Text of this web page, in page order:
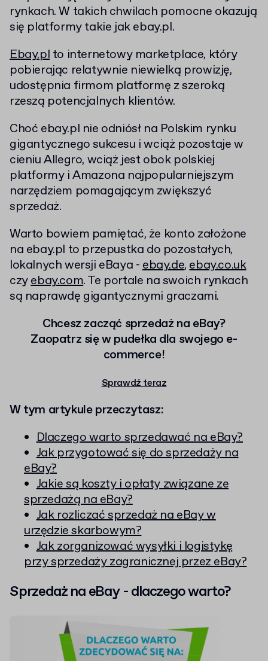
rynkach. W takich chwilach pomocne okazują
się platformy takie jak ebay.pl.
Ebay.plto internetowy marketplace, który
pobierając relatywnie niewielką prowizję,
udostępnia firmom platformę z szeroką
rzeszą potencjalnych klientów.
Choć ebay.pl nie odniósł na Polskim rynku
gigantycznego sukcesu i wciąż pozostaje w
cieniu Allegro, wciąż jest obok polskiej
platformy i Amazona najpopularniejszym
narzędziem pomagającym zwiększyć
sprzedaż.
Warto bowiem pamiętać, że konto założone
na ebay.pl to przepustka do pozostałych,
lokalnych wersji eBaya -ebay.de,ebay.co.uk
czyebay.com. Te portale na swoich rynkach
są naprawdę gigantycznymi graczami.
Chcesz zacząć sprzedaż na eBay?
Zaopatrz się w pudełka dla swojego e-
commerce!
Sprawdź teraz
W tym artykule przeczytasz:
Dlaczego warto sprzedawać na eBay?
Jak przygotować się do sprzedaży na
eBay?
Jakie są koszty i opłaty związane ze
sprzedażą na eBay?
Jak rozliczać sprzedaż na eBay w
urzędzie skarbowym?
Jak zorganizować wysyłki i logistykę
przy sprzedaży zagranicznej przez eBay?
Sprzedaż na eBay - dlaczego warto?